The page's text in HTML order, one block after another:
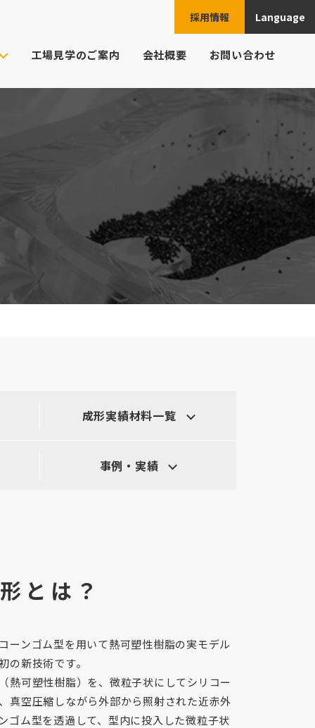
採用情報 Language
JPN
工場見学のご案内 会社概要 お問い合わせ
成形実績材料一覧
事例・実績
とは？
ーンゴム型を用いて熱可塑性樹脂の実モデル
の新技術です。
熱可塑性樹脂）を、微粒子状にしてシリコー
真空圧縮しながら外部から照射された近赤外
ゴム型を透過して、型内に投入した微粒子状